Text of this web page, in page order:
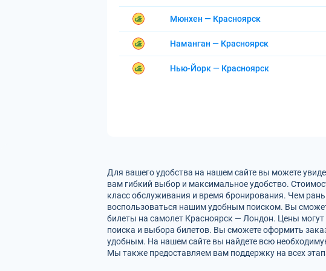
Мюнхен — Красноярск
Наманган — Красноярск
Нью-Йорк — Красноярск
Для вашего удобства на нашем сайте вы можете
вам гибкий выбор и максимальное удобство.
класс обслуживания и время бронирования. Чем
воспользоваться нашим удобным поиском. Вы
билеты на самолет Красноярск — Лондон. Цены
поиска и выбора билетов. Вы сможете оформить
удобным. На нашем сайте вы найдете всю
Мы также предоставляем вам поддержку на всех